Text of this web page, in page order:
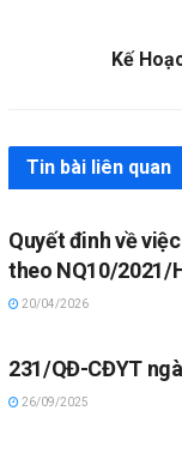
Kế
Tin bài liên quan
Quyết đinh về
theo NQ10/2021/
20/04/2026
231/QĐ-CĐYT
26/09/2025